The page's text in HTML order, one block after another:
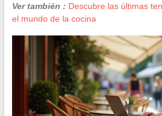
Ver también : Descubre las últimas
el mundo de la cocina